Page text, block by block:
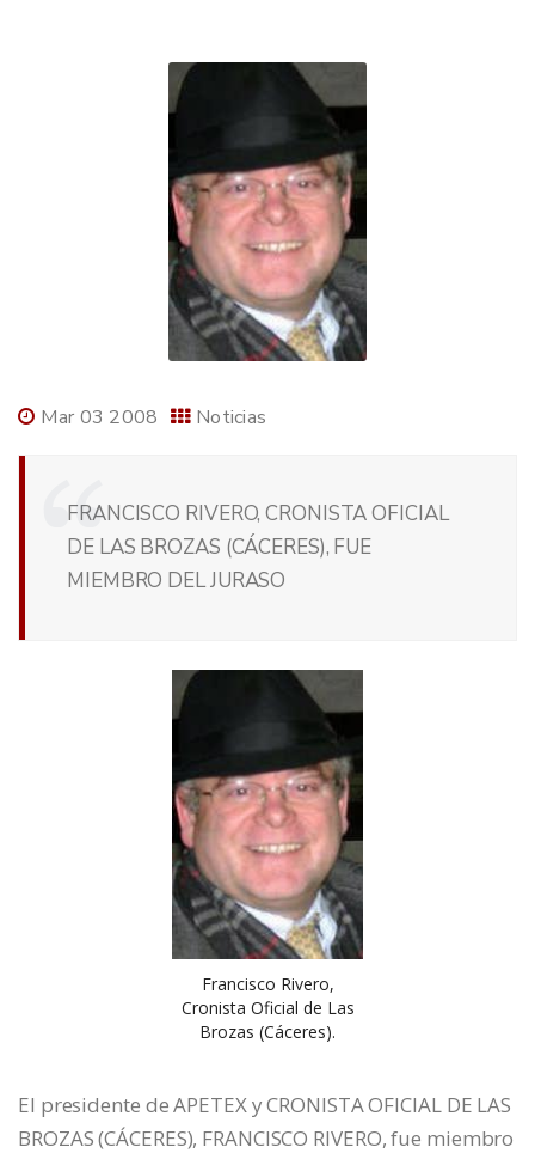
Mar 03 2008 Noticias
FRANCISCO RIVERO, CRONISTA OFICIAL
DE LAS BROZAS (CÁCERES), FUE
MIEMBRO DEL JURASO
Francisco Rivero,
Cronista Oficial de Las
Brozas (Cáceres).
El presidente de APETEX y CRONISTA OFICIAL DE LAS
BROZAS (CÁCERES), FRANCISCO RIVERO, fue miembro